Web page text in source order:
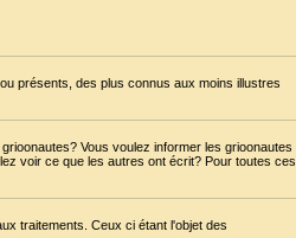
présents, des plus connus aux moins illustres
Vous voulez informer les grioonautes
voir ce que les autres ont écrit? Pour toutes ces
traitements. Ceux ci étant l'objet des